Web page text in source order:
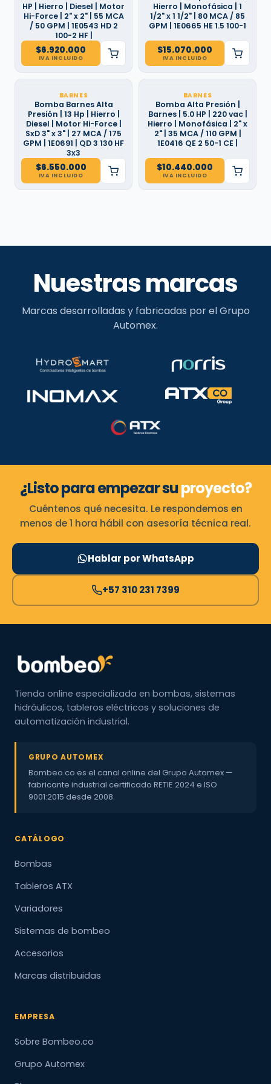
HP | Hierro | Diesel | Motor
Hi-Force | 2" x 2" | 55 MCA
/ 50 GPM | 1E0543 HD 2
100-2 HF |
$6.920.000
IVA INCLUIDO
Hierro | Monofásica | 1
1/2" x 1 1/2" | 80 MCA / 85
GPM | 1E0665 HE 1.5 100-1
$15.070.000
IVA INCLUIDO
BARNES
Bomba Barnes Alta
Presión | 13 Hp | Hierro |
Diesel | Motor Hi-Force |
SxD 3" x 3" | 27 MCA / 175
GPM | 1E0691 | QD 3 130 HF
3x3
$6.550.000
IVA INCLUIDO
BARNES
Bomba Alta Presión |
Barnes | 5.0 HP | 220 vac |
Hierro | Monofásica | 2" x
2" | 35 MCA / 110 GPM |
1E0416 QE 2 50-1 CE |
$10.440.000
IVA INCLUIDO
Nuestras marcas
Marcas desarrolladas y fabricadas por el Grupo
Automex.
¿Listo para empezar suproyecto?
Cuéntenos qué necesita. Le respondemos en
menos de 1 hora hábil con asesoría técnica real.
Hablar por WhatsApp
+57 310 231 7399
Tienda online especializada en bombas, sistemas
hidráulicos, tableros eléctricos y soluciones de
automatización industrial.
GRUPO AUTOMEX
Bombeo.co es el canal online del Grupo Automex —
fabricante industrial certificado RETIE 2024 e ISO
9001:2015 desde 2008.
CATÁLOGO
Bombas
Tableros ATX
Variadores
Sistemas de bombeo
Accesorios
Marcas distribuidas
EMPRESA
Sobre Bombeo.co
Grupo Automex